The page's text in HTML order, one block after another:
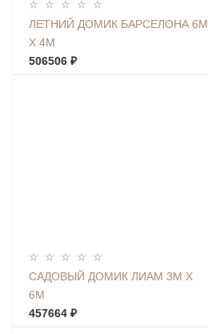
ЛЕТНИЙ ДОМИК БАРСЕЛОНА 6М
Х 4М
506506 ₽
САДОВЫЙ ДОМИК ЛИАМ 3М Х
6М
457664 ₽